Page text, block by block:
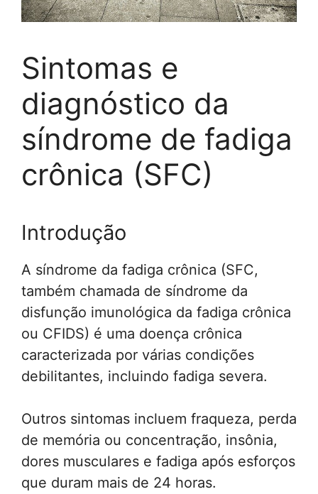
Sintomas e
diagnóstico da
síndrome de fadiga
crônica (SFC)
Introdução
A síndrome da fadiga crônica (SFC,
também chamada de síndrome da
disfunção imunológica da fadiga crônica
ou CFIDS) é uma doença crônica
caracterizada por várias condições
debilitantes, incluindo fadiga severa.
Outros sintomas incluem fraqueza, perda
de memória ou concentração, insônia,
dores musculares e fadiga após esforços
que duram mais de 24 horas.